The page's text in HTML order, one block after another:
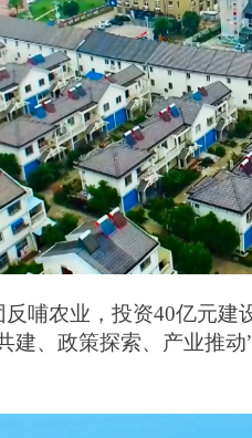
反哺农业， 投资40亿元建
建、政策探索、产业推动